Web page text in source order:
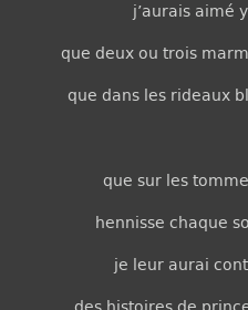
j’aurais aimé
que deux ou trois
que dans les rideaux
que sur les
hennisse chaque
je leur aurai
des histoires de